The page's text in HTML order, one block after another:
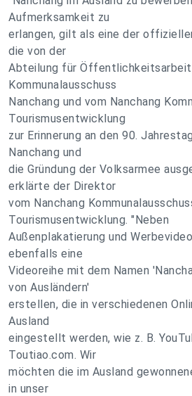
Aufmerksamkeit zu
erlangen, gilt als eine der
die von der
Abteilung für Öffentlichkeitsarbeit
Kommunalausschuss
Nanchang und vom Nanchang
Tourismusentwicklung
zur Erinnerung an den 90.
Nanchang und
die Gründung der Volksarmee
erklärte der Direktor
vom Nanchang
Tourismusentwicklung. "Neben
Außenplakatierung und
ebenfalls eine
Videoreihe mit dem Namen
von Ausländern'
erstellen, die in verschiedenen
Ausland
eingestellt werden, wie z. B.
Toutiao.com. Wir
möchten die im Ausland
in unser